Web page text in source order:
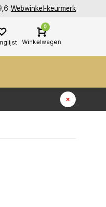
Webwinkel-keurmerk
0
Winkelwagen